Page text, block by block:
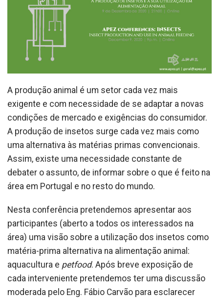
A produção animal é um setor cada vez mais
exigente e com necessidade de se adaptar a novas
condições de mercado e exigências do consumidor.
A produção de insetos surge cada vez mais como
uma alternativa às matérias primas convencionais.
Assim, existe uma necessidade constante de
debater o assunto, de informar sobre o que é feito na
área em Portugal e no resto do mundo.
Nesta conferência pretendemos apresentar aos
participantes (aberto a todos os interessados na
área) uma visão sobre a utilização dos insetos como
matéria-prima alternativa na alimentação animal:
aquacultura e petfood. Após breve exposição de
cada interveniente pretendemos ter uma discussão
moderada pelo Eng. Fábio Carvão para esclarecer